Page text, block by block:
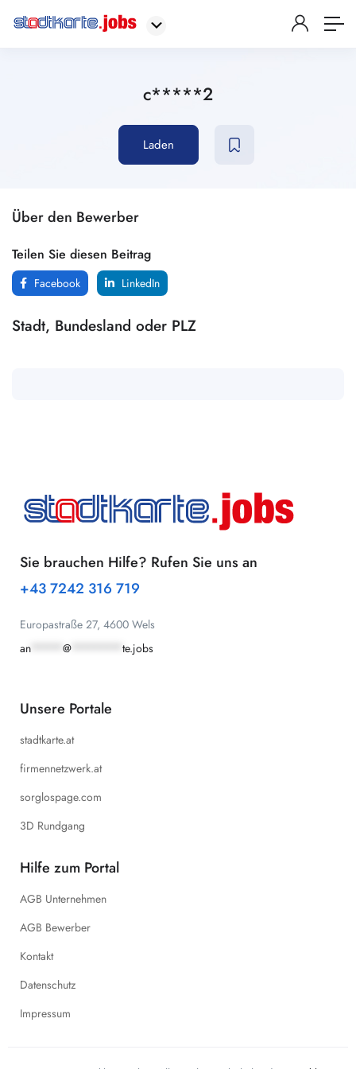
c*****2
Laden
Über den Bewerber
Teilen Sie diesen Beitrag
Facebook LinkedIn
Stadt, Bundesland oder PLZ
Sie brauchen Hilfe? Rufen Sie uns an
+43 7242 316 719
Europastraße 27, 4600 Wels
an
@ te.jobs
Unsere Portale
stadtkarte.at
firmennetzwerk.at
sorglospage.com
3D Rundgang
Hilfe zum Portal
AGB Unternehmen
AGB Bewerber
Kontakt
Datenschutz
Impressum